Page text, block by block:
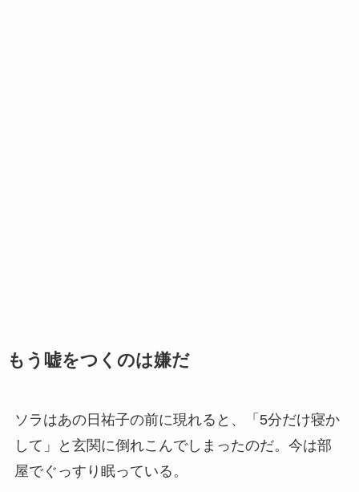
もう嘘をつくのは嫌だ
ソラはあの日祐子の前に現れると、「5分だけ寝か
して」と玄関に倒れこんでしまったのだ。今は部
屋でぐっすり眠っている。